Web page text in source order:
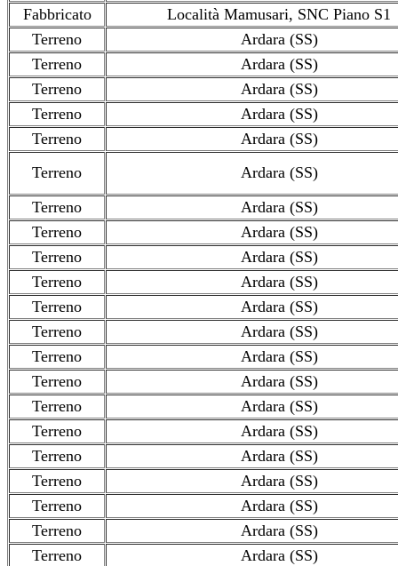
Fabbricato
Località Mamusari, SNC Piano S1
Terreno
Ardara (SS)
Terreno
Ardara (SS)
Terreno
Ardara (SS)
Terreno
Ardara (SS)
Terreno
Ardara (SS)
Terreno
Ardara (SS)
Terreno
Ardara (SS)
Terreno
Ardara (SS)
Terreno
Ardara (SS)
Terreno
Ardara (SS)
Terreno
Ardara (SS)
Terreno
Ardara (SS)
Terreno
Ardara (SS)
Terreno
Ardara (SS)
Terreno
Ardara (SS)
Terreno
Ardara (SS)
Terreno
Ardara (SS)
Terreno
Ardara (SS)
Terreno
Ardara (SS)
Terreno
Ardara (SS)
Terreno
Ardara (SS)